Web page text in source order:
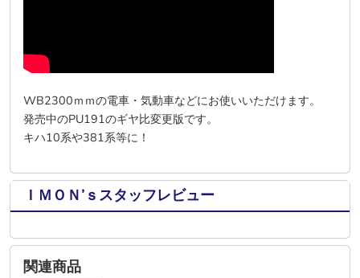
WB2300ｍｍの電車・気動車などにお使いいただけます。
発売中のPU191のギヤ比変更版です。
キハ10系や381系等に！
ＩＭＯＮ’ｓスタッフレビュー
関連商品